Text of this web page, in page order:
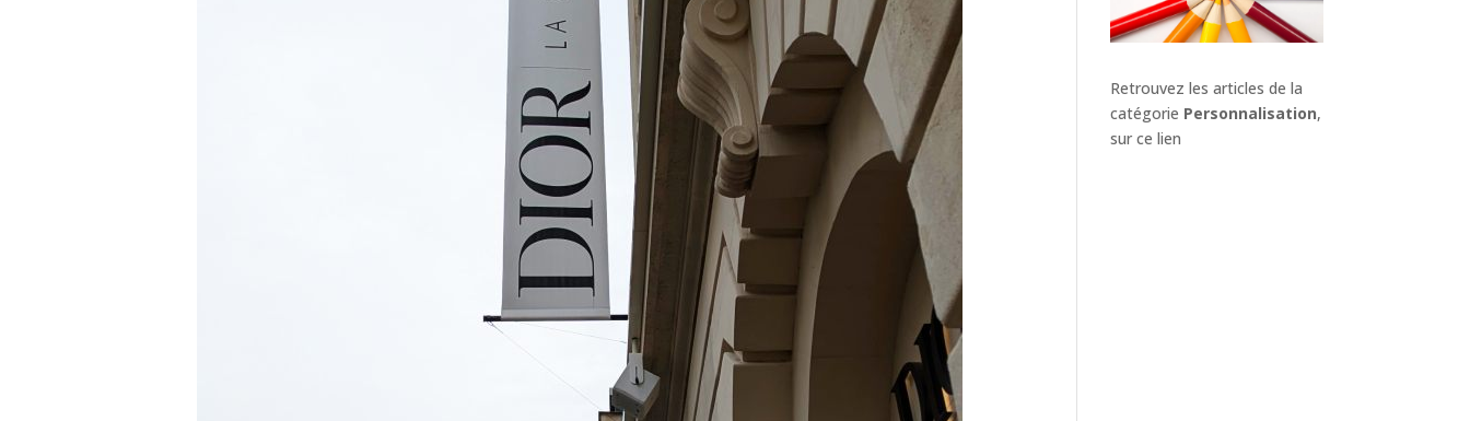
Retrouvez les articles de la
catégorie Personnalisation,
sur ce lien